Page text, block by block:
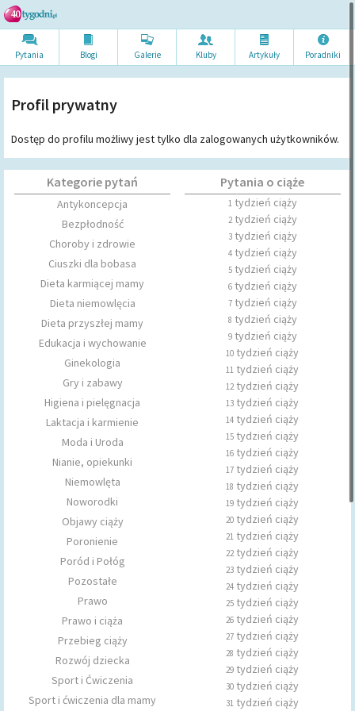
Pytania Blogi Galerie Kluby Artykuły Poradniki
Profil prywatny
Dostęp do profilu możliwy jest tylko dla zalogowanych użytkowników.
Kategorie pytań
Antykoncepcja
Bezpłodność
Choroby i zdrowie
Ciuszki dla bobasa
Dieta karmiącej mamy
Dieta niemowlęcia
Dieta przyszłej mamy
Edukacja i wychowanie
Ginekologia
Gry i zabawy
Higiena i pielęgnacja
Laktacja i karmienie
Moda i Uroda
Nianie, opiekunki
Niemowlęta
Noworodki
Objawy ciąży
Poronienie
Poród i Połóg
Pozostałe
Prawo
Prawo i ciąża
Przebieg ciąży
Rozwój dziecka
Sport i Ćwiczenia
Sport i ćwiczenia dla mamy
Pytania o ciąże
1tydzień ciąży
2tydzień ciąży
3tydzień ciąży
4tydzień ciąży
5tydzień ciąży
6tydzień ciąży
7tydzień ciąży
8 tydzień ciąży
9tydzień ciąży
10 tydzień ciąży
11 tydzień ciąży
12tydzień ciąży
13 tydzień ciąży
14 tydzień ciąży
15 tydzień ciąży
16 tydzień ciąży
17 tydzień ciąży
18 tydzień ciąży
19 tydzień ciąży
20 tydzień ciąży
21 tydzień ciąży
22tydzień ciąży
23 tydzień ciąży
24 tydzień ciąży
25 tydzień ciąży
26 tydzień ciąży
27 tydzień ciąży
28 tydzień ciąży
29 tydzień ciąży
30 tydzień ciąży
31 tydzień ciąży